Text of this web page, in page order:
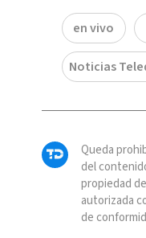
en vivo
Noticias
Queda
del
propiedad
autorizada
de